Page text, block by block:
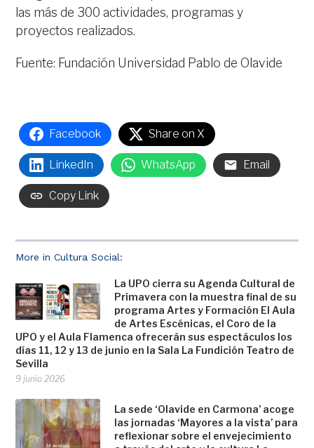
More in Cultura Social:
La UPO cierra su Agenda Cultural de
Primavera con la muestra final de su
programa Artes y Formación El Aula
de Artes Escénicas, el Coro de la
UPO y el Aula Flamenca ofrecerán sus espectáculos los
días 11, 12 y 13 de junio en la Sala La Fundición Teatro de
Sevilla
9 junio 2026
La sede ‘Olavide en Carmona’ acoge
las jornadas ‘Mayores a la vista’ para
reflexionar sobre el envejecimiento
las más de 300 actividades, programas y
proyectos realizados.
Fuente: Fundación Universidad Pablo de Olavide
Facebook Share on X
LinkedIn WhatsApp Email
Copy Link